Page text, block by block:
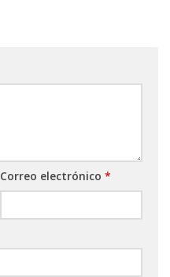
Correo electrónico *